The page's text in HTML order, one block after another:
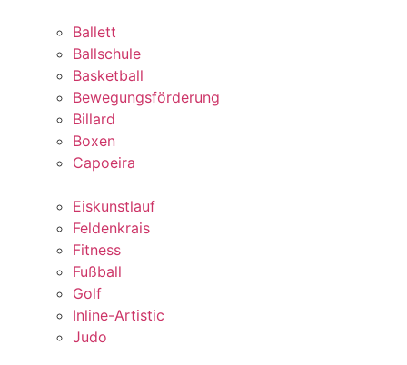
Ballett
Ballschule
Basketball
Bewegungsförderung
Billard
Boxen
Capoeira
Eiskunstlauf
Feldenkrais
Fitness
Fußball
Golf
Inline-Artistic
Judo